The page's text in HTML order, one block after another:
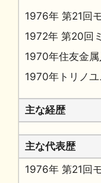
1976年 第21回
1972年 第20回
1970年住友金属
1970年トリノ
主な経歴
主な代表歴
1976年 第21回